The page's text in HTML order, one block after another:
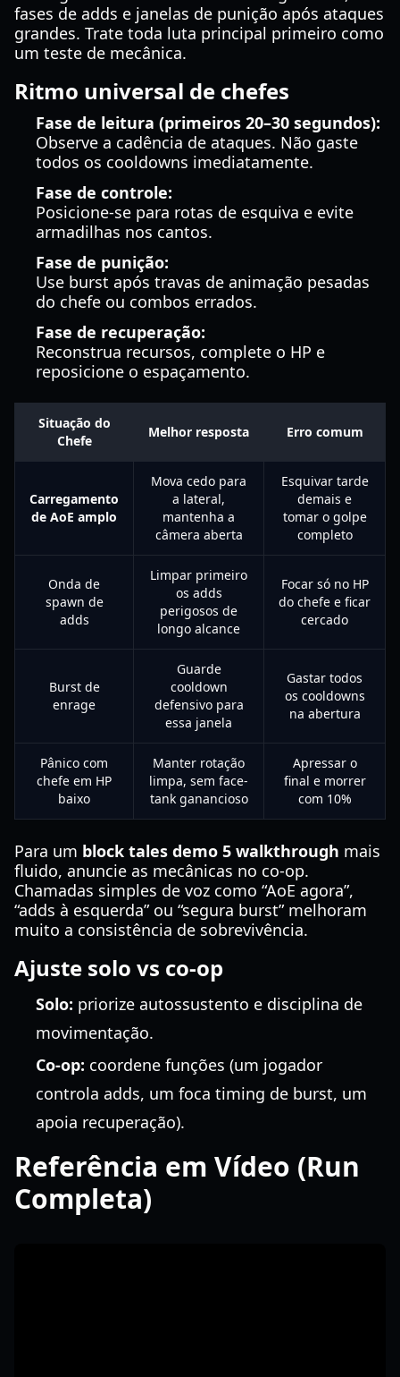
fases de adds e janelas de punição após ataques
grandes. Trate toda luta principal primeiro como
um teste de mecânica.
Ritmo universal de chefes
Fase de leitura (primeiros 20–30 segundos):
Observe a cadência de ataques. Não gaste
todos os cooldowns imediatamente.
Fase de controle:
Posicione-se para rotas de esquiva e evite
armadilhas nos cantos.
Fase de punição:
Use burst após travas de animação pesadas
do chefe ou combos errados.
Fase de recuperação:
Reconstrua recursos, complete o HP e
reposicione o espaçamento.
Situação do
Chefe
Melhor resposta Erro comum
Carregamento
de AoE amplo
Mova cedo para
a lateral,
mantenha a
câmera aberta
Esquivar tarde
demais e
tomar o golpe
completo
Onda de
spawn de
adds
Limpar primeiro
os adds
perigosos de
longo alcance
Focar só no HP
do chefe e ficar
cercado
Burst de
enrage
Guarde
cooldown
defensivo para
essa janela
Gastar todos
os cooldowns
na abertura
Pânico com
chefe em HP
baixo
Manter rotação
limpa, sem face-
tank ganancioso
Apressar o
final e morrer
com 10%
Para um block tales demo 5 walkthrough mais
fluido, anuncie as mecânicas no co-op.
Chamadas simples de voz como “AoE agora”,
“adds à esquerda” ou “segura burst” melhoram
muito a consistência de sobrevivência.
Ajuste solo vs co-op
Solo: priorize autossustento e disciplina de
movimentação.
Co-op: coordene funções (um jogador
controla adds, um foca timing de burst, um
apoia recuperação).
Referência em Vídeo (Run
Completa)